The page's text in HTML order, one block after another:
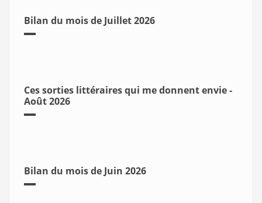
Bilan du mois de Juillet 2026
Ces sorties littéraires qui me donnent envie -
Août 2026
Bilan du mois de Juin 2026